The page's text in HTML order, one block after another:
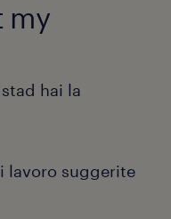
my
hai la
lavoro suggerite